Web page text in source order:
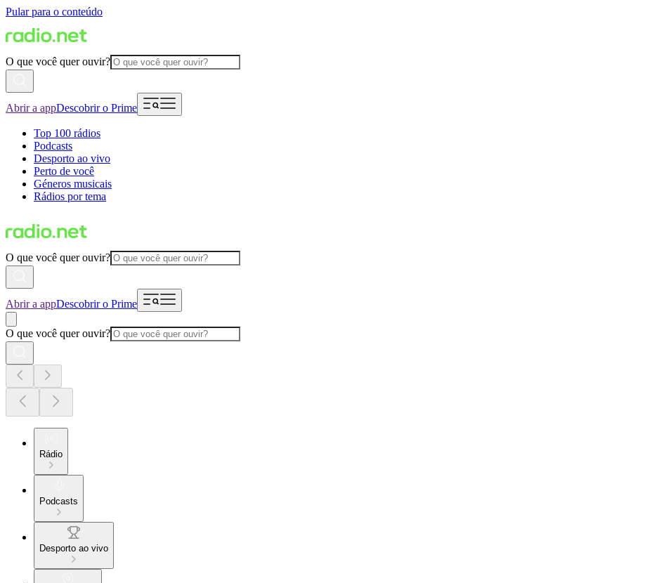
Pular para o conteúdo
O que você quer ouvir?
Abrir a appDescobrir o Prime
Top 100 rádios
Podcasts
Desporto ao vivo
Perto de você
Géneros musicais
Rádios por tema
O que você quer ouvir?
Abrir a appDescobrir o Prime
O que você quer ouvir?
Rádio
Podcasts
Desporto ao vivo